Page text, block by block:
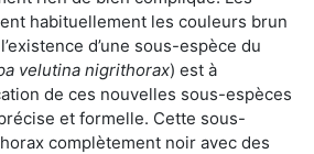
habituellement les couleurs brun
d’une sous-espèce du
velutina nigrithorax) est à
de ces nouvelles sous-espèces
et formelle. Cette sous-
complètement noir avec des